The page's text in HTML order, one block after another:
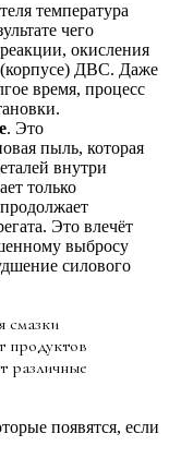
температура
чего
окисления
(корпусе) ДВС. Даже
время, процесс
. Это
пыль, которая
внутри
только
Это влечёт
выбросу
силового
смазки
продуктов
различные
появятся, если